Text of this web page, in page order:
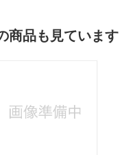
商品も見ています